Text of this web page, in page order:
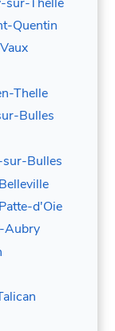
Quentin
Thelle
Bulles
sur-Bulles
d'Oie
Aubry